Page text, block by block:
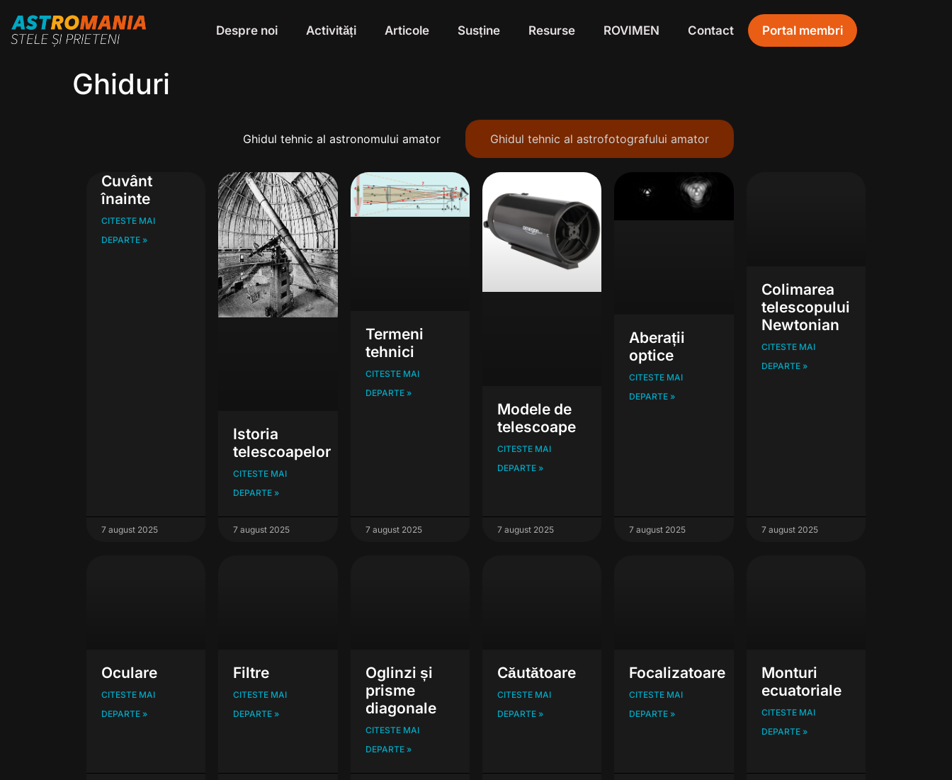
Despre noi Activități Articole Susține Resurse ROVIMEN Contact Portal membri
Ghiduri
Ghidul tehnic al astronomului amator Ghidul tehnic al astrofotografului amator
Cuvânt
înainte
CITESTE MAI
DEPARTE »
7 august 2025
Istoria
telescoapelor
CITESTE MAI
DEPARTE »
7 august 2025
Termeni
tehnici
CITESTE MAI
DEPARTE »
7 august 2025
Modele de
telescoape
CITESTE MAI
DEPARTE »
7 august 2025
Aberații
optice
CITESTE MAI
DEPARTE »
7 august 2025
Colimarea
telescopului
Newtonian
CITESTE MAI
DEPARTE »
7 august 2025
Oculare
CITESTE MAI
DEPARTE »
Filtre
CITESTE MAI
DEPARTE »
Oglinzi și
prisme
diagonale
CITESTE MAI
DEPARTE »
Căutătoare
CITESTE MAI
DEPARTE »
Focalizatoare
CITESTE MAI
DEPARTE »
Monturi
ecuatoriale
CITESTE MAI
DEPARTE »